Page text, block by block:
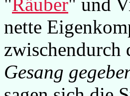
nette
zwischendurch
Gesang